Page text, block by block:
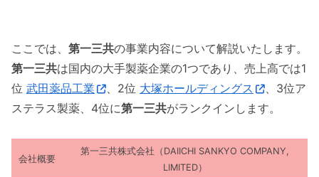
ここでは、 第一三共の事業内容について解説いたします。
第一三共は国内の大手製薬企業の1つであり、売上高では1
位 武田薬品工業 、2位 大塚ホールディングス
、3位ア
ステラス製薬、4位に第一三共がランクインします。
会社概要
第一三共株式会社（DAIICHI SANKYO COMPANY,
LIMITED）